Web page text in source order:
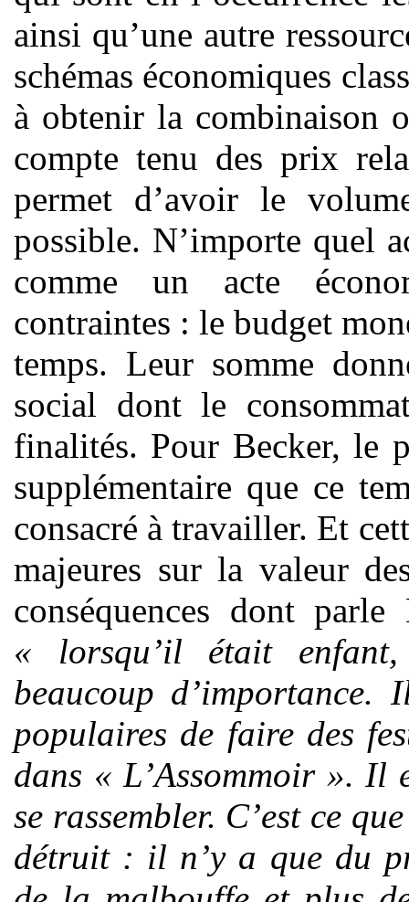
ainsi qu’une autre
schémas économiques
à obtenir la combinaison
compte tenu des prix
permet d’avoir le
possible. N’importe quel
comme un acte
contraintes : le budget
temps. Leur somme
social dont le
finalités. Pour Becker, le
supplémentaire que ce
consacré à travailler. Et
majeures sur la valeur
conséquences dont
« lorsqu’il était
beaucoup
populaires de faire des
dans « L’Assommoir ». Il
se rassembler. C’est ce
détruit : il n’y a que du